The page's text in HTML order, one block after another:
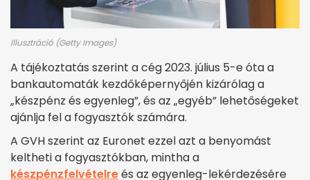
Illusztráció (Getty Images)
A tájékoztatás szerint a cég 2023. július 5-e óta a
bankautomaták kezdőképernyőjén kizárólag a
„készpénz és egyenleg”, és az „egyéb” lehetőségeket
ajánlja fel a fogyasztók számára.
A GVH szerint az Euronet ezzel azt a benyomást
keltheti a fogyasztókban, mintha a
készpénzfelvételreés az egyenleg-lekérdezésére